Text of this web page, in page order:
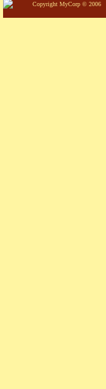
Copyright MyCorp © 2006